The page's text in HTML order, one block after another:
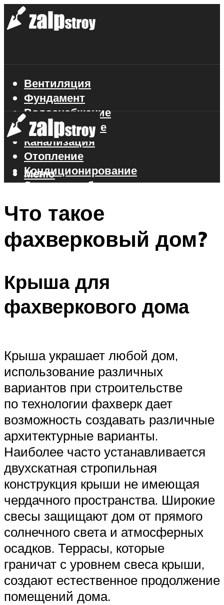
Вентиляция
Фундамент
Водоснабжение
Газоснабжение
Канализация
Отопление
Кондиционирование
Электроснабжение
Меню
Меню
Что такое
фахверковый дом?
Крыша для
фахверкового дома
Крыша украшает любой дом,
использование различных
вариантов при строительстве
по технологии фахверк дает
возможность создавать различные
архитектурные варианты.
Наиболее часто устанавливается
двухскатная стропильная
конструкция крыши не имеющая
чердачного пространства. Широкие
свесы защищают дом от прямого
солнечного света и атмосферных
осадков. Террасы, которые
граничат с уровнем свеса крыши,
создают естественное продолжение
помещений дома.